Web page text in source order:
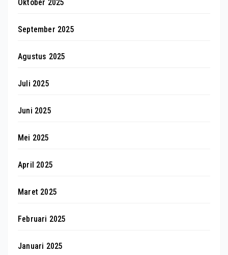
Oktober 2025
September 2025
Agustus 2025
Juli 2025
Juni 2025
Mei 2025
April 2025
Maret 2025
Februari 2025
Januari 2025